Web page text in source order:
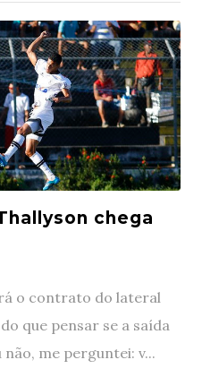
chega
o contrato do lateral
que pensar se a saída
não, me perguntei: v...